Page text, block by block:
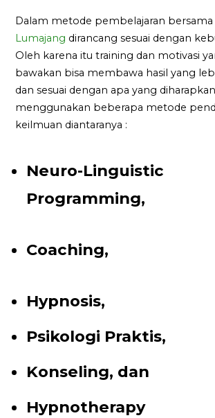
Dalam metode pembelajaran
Lumajang dirancang sesuai dengan
Oleh karena itu training dan motivasi
bawakan bisa membawa hasil yang
dan sesuai dengan apa yang
menggunakan beberapa metode
keilmuan diantaranya :
Neuro-Linguistic
Programming,
Coaching,
Hypnosis,
Psikologi Praktis,
Konseling, dan
Hypnotherapy